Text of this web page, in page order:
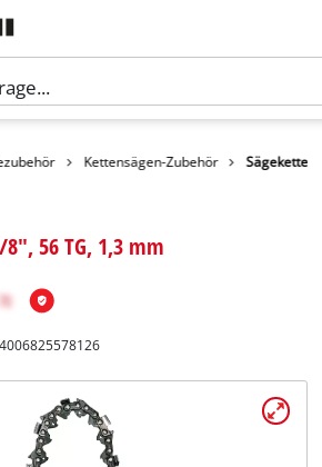
Kettensägen-Zubehör Sägekette
56 TG, 1,3 mm